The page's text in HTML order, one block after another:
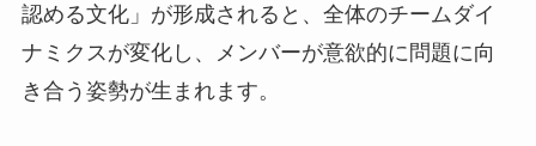
認める文化」が形成されると、全体のチームダイ
ナミクスが変化し、メンバーが意欲的に問題に向
き合う姿勢が生まれます。